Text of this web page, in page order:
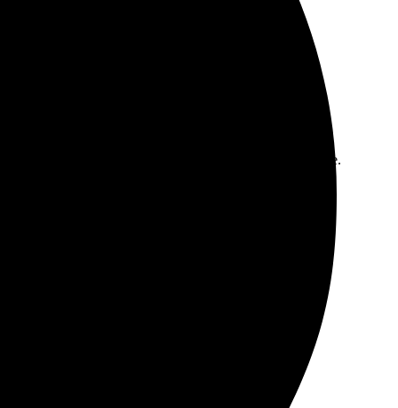
изображений на высоте, цвета яркие и насыщенные.
больше.
Заказала, и через пару дней уже забрала.